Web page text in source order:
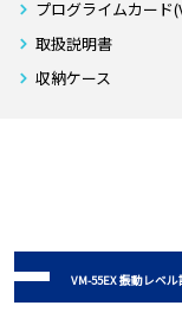
プログライムカード
取扱説明書
収納ケース
VM-55EX 振動レベ